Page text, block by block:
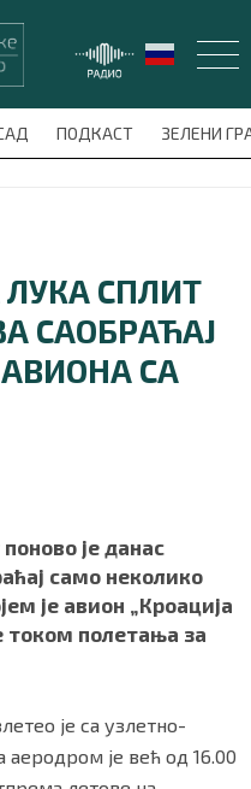
ПОДКАСТ ЗЕЛЕНИ
СПЛИТ
САОБРАЋАЈ
СА
је данас
само неколико
је авион „Кроација
током полетања за
је са узлетно-
аеродром је већ од 16.00